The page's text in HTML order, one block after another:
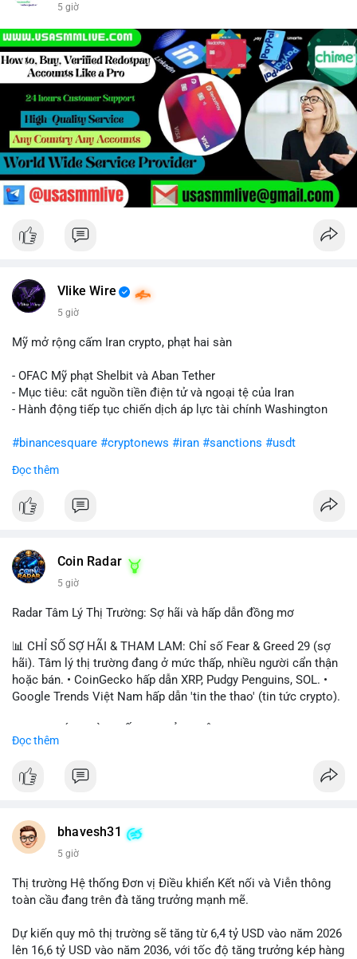
5 giờ
Vlike Wire
5 giờ
Mỹ mở rộng cấm Iran crypto, phạt hai sàn
- OFAC Mỹ phạt Shelbit và Aban Tether
- Mục tiêu: cắt nguồn tiền điện tử và ngoại tệ của Iran
- Hành động tiếp tục chiến dịch áp lực tài chính Washington
#binancesquare #cryptonews #iran #sanctions #usdt
$usdt
#vlikevn #titanbot
Đọc thêm
Coin Radar
5 giờ
Radar Tâm Lý Thị Trường: Sợ hãi và hấp dẫn đồng mơ
📊 CHỈ SỐ SỢ HÃI & THAM LAM: Chỉ số Fear & Greed 29 (sợ
hãi). Tâm lý thị trường đang ở mức thấp, nhiều người cẩn thận
hoặc bán. • CoinGecko hấp dẫn XRP, Pudgy Penguins, SOL. •
Google Trends Việt Nam hấp dẫn 'tin the thao' (tin tức crypto).
ONDO, CASHCAT. • Chủ đề 'tô thị ty na' (tỷ giá) và 'giao thông'
BTC breakout và lệnh long/short.
định crypto là 'vấn đề lớn' giúp giảm áp lực USD. • Binance hỗ
trợ cổ phiếu Apple/IBM. • Bài đăng hấp dẫn về $HFT, $SKYAI,
💡 NHẬN ĐỊNH & KHUYẾN NGHỊ: Tâm lý thị trường đang phân
coin (PENGU, CASHCAT) và tin cậy từ các dự án lớn (BTC,
SOL). Rủi ro tăng nếu không có thông tin rõ ràng về quy định.
Đọc thêm
bhavesh31
5 giờ
Thị trường Hệ thống Đơn vị Điều khiển Kết nối và Viễn thông
toàn cầu đang trên đà tăng trưởng mạnh mẽ.
Dự kiến quy mô thị trường sẽ tăng từ 6,4 tỷ USD vào năm 2026
lên 16,6 tỷ USD vào năm 2036, với tốc độ tăng trưởng kép hàng